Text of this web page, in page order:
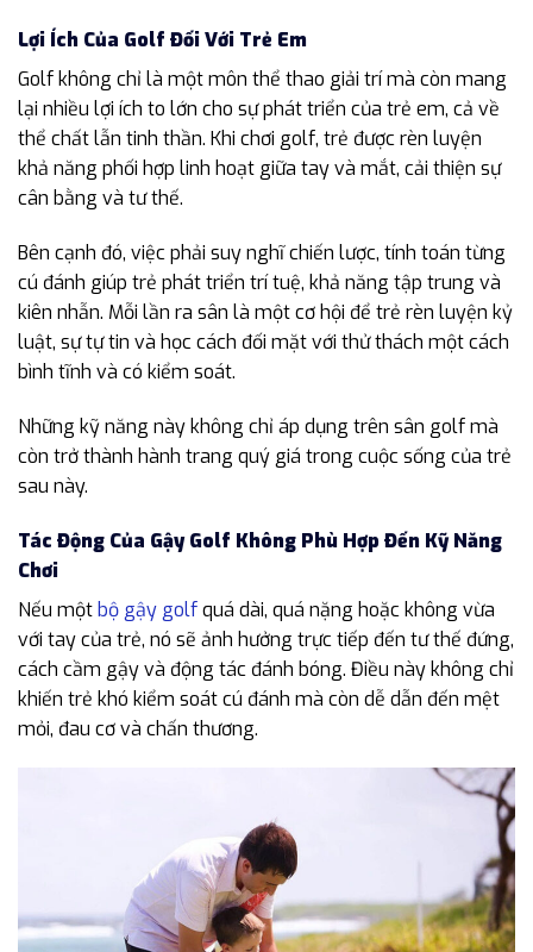
Lợi Ích Của Golf Đối Với Trẻ Em
Golf không chỉ là một môn thể thao giải trí mà còn mang
lại nhiều lợi ích to lớn cho sự phát triển của trẻ em, cả về
thể chất lẫn tinh thần. Khi chơi golf, trẻ được rèn luyện
khả năng phối hợp linh hoạt giữa tay và mắt, cải thiện sự
cân bằng và tư thế.
Bên cạnh đó, việc phải suy nghĩ chiến lược, tính toán từng
cú đánh giúp trẻ phát triển trí tuệ, khả năng tập trung và
kiên nhẫn. Mỗi lần ra sân là một cơ hội để trẻ rèn luyện kỷ
luật, sự tự tin và học cách đối mặt với thử thách một cách
bình tĩnh và có kiểm soát.
Những kỹ năng này không chỉ áp dụng trên sân golf mà
còn trở thành hành trang quý giá trong cuộc sống của trẻ
sau này.
Tác Động Của Gậy Golf Không Phù Hợp Đến Kỹ Năng
Chơi
Nếu mộtbộ gậy golfquá dài, quá nặng hoặc không vừa
với tay của trẻ, nó sẽ ảnh hưởng trực tiếp đến tư thế đứng,
cách cầm gậy và động tác đánh bóng. Điều này không chỉ
khiến trẻ khó kiểm soát cú đánh mà còn dễ dẫn đến mệt
mỏi, đau cơ và chấn thương.